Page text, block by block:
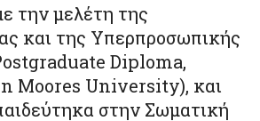
την μελέτη της
και της Υπερπροσωπικής
Diploma,
Moores University), και
στην Σωματική